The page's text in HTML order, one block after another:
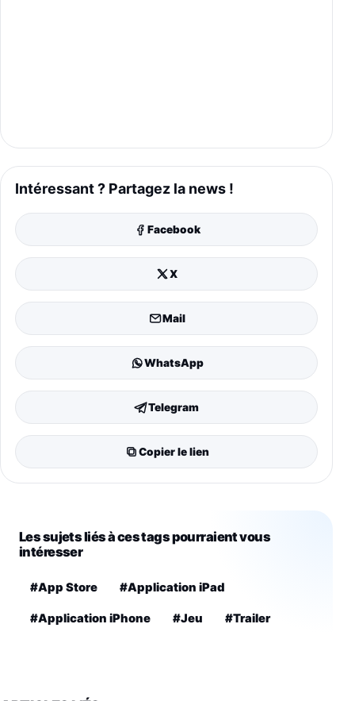
Intéressant ? Partagez la news !
Facebook
X
Mail
WhatsApp
Telegram
Copier le lien
Les sujets liés à ces tags pourraient vous
intéresser
#App Store #Application iPad
#Application iPhone #Jeu #Trailer